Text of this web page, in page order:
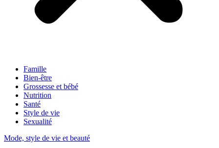
Famille
Bien-être
Grossesse et bébé
Nutrition
Santé
Style de vie
Sexualité
Mode, style de vie et beauté